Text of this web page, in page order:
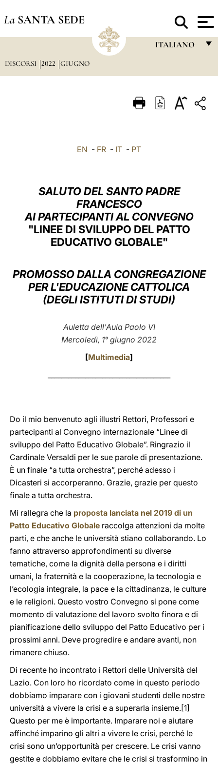
La SANTA SEDE
ITALIANO
ITALIANO
العربيّة
中文
LATINE
DISCORSI 2022 GIUGNO
EN - FR - IT - PT
SALUTO DEL SANTO PADRE
FRANCESCO
AI PARTECIPANTI AL CONVEGNO
"LINEE DI SVILUPPO DEL PATTO
EDUCATIVO GLOBALE"
PROMOSSO DALLA CONGREGAZIONE
PER L'EDUCAZIONE CATTOLICA
(DEGLI ISTITUTI DI STUDI)
Auletta dell'Aula Paolo VI
Mercoledì, 1° giugno 2022
[Multimedia]
Do il mio benvenuto agli illustri Rettori, Professori e
partecipanti al Convegno internazionale “Linee di
sviluppo del Patto Educativo Globale”. Ringrazio il
Cardinale Versaldi per le sue parole di presentazione.
È un finale “a tutta orchestra”, perché adesso i
Dicasteri si accorperanno. Grazie, grazie per questo
finale a tutta orchestra.
Mi rallegra che la proposta lanciata nel 2019 di un
Patto Educativo Globale raccolga attenzioni da molte
parti, e che anche le università stiano collaborando. Lo
fanno attraverso approfondimenti su diverse
tematiche, come la dignità della persona e i diritti
umani, la fraternità e la cooperazione, la tecnologia e
l’ecologia integrale, la pace e la cittadinanza, le culture
e le religioni. Questo vostro Convegno si pone come
momento di valutazione del lavoro svolto finora e di
pianificazione dello sviluppo del Patto Educativo per i
prossimi anni. Deve progredire e andare avanti, non
rimanere chiuso.
Di recente ho incontrato i Rettori delle Università del
Lazio. Con loro ho ricordato come in questo periodo
dobbiamo imparare con i giovani studenti delle nostre
università a vivere la crisi e a superarla insieme.[1]
Questo per me è importante. Imparare noi e aiutare
affinché imparino gli altri a vivere le crisi, perché le
crisi sono un’opportunità per crescere. Le crisi vanno
gestite e dobbiamo evitare che le crisi si trasformino in